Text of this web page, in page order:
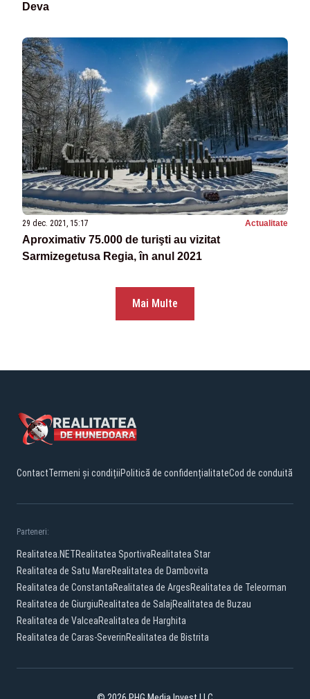
Deva
29 dec. 2021, 15:17 Actualitate
Aproximativ 75.000 de turişti au vizitat
Sarmizegetusa Regia, în anul 2021
Mai Multe
ContactTermeni și condițiiPolitică de confidențialitateCod de conduită
Parteneri:
Realitatea.NETRealitatea SportivaRealitatea Star
Realitatea de Satu MareRealitatea de Dambovita
Realitatea de ConstantaRealitatea de ArgesRealitatea de Teleorman
Realitatea de GiurgiuRealitatea de SalajRealitatea de Buzau
Realitatea de ValceaRealitatea de Harghita
Realitatea de Caras-SeverinRealitatea de Bistrita